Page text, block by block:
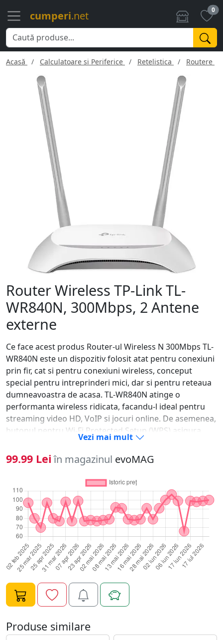
cumperi.net 0
Acasă Calculatoare si Periferice Retelistica Routere
Router Wireless TP-Link TL-
WR840N, 300Mbps, 2 Antene
externe
Ce face acest produs Router-ul Wireless N 300Mbps TL-
WR840N este un dispozitiv folosit atat pentru conexiuni
prin fir, cat si pentru conexiuni wireless, conceput
special pentru intreprinderi mici, dar si pentru reteaua
dumneavoastra de acasa. TL-WR840N atinge o
performanta wireless ridicata, facandu-l ideal pentru
streaming video HD, VoIP si jocuri online. De asemenea,
butonul pentru Wi-Fi Protected Setup (WPS) asigura
criptare de tip WPA2, prevenind atacurile survenite din
afara retelei. Viteza wireless N de pana la 300Mbps -
Viteza mare pentru descarcare TL-WR840N fabricat de
TP-Link este o solutie compatibila cu IEEE 802.11b//g/n
oferind viteza mare wireless. Bazat pe tehnologia
802.11n, TL-WR840N asigura utilizatorilor performante
wireless de pana la 300Mbps, aceastea acoperind cele
mai importante nevoi pentru retelele dumneavoastra
de acasa, cum ar fi streaming HD, jocuri online si
descarcarea fisierelor mari. Tehnologia CCA - Semnal
wireless stabil Clear Channel Assesment (CCA) evita in
mod automat conflictele de canal utilizand functia
pentru selectie de canal liber si constientizeaza
avantajele oferite de canalul fix, sporind considerabil
performanta wireless. IP QoS - Alocarea eficienta a
latimii de banda Functia IP QoS ii ajuta pe
administratorii retelei sa determine ce latime de banda
Vezi mai mult
99.99 Lei în magazinul evoMAG
Produse similare